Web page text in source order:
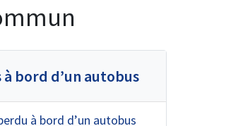
bord d’un autobus
à bord d’un autobus